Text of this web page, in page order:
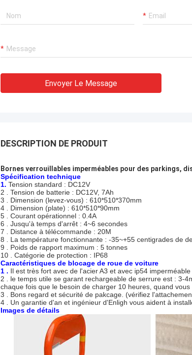
Envoyer Le Message
DESCRIPTION DE PRODUIT
Bornes verrouillables imperméables pour des parkings,
Spécification technique
1. Tension standard : DC12V
2 . Tension de batterie : DC12V, 7Ah
3 . Dimension (levez-vous) : 610*510*370mm
4 . Dimension (plate) : 610*510*90mm
5 . Courant opérationnel : 0.4A
6 . Jusqu'à temps d'arrêt : 4~6 secondes
7 . Distance à télécommande : 20M
8 . La température fonctionnante : -35~+55 centigrades de
9 . Poids de rapport maximum : 5 tonnes
10 . Catégorie de protection : IP68
Caractéristiques de blocage de roue de voiture
1 . Il est très fort avec de l'acier A3 et avec ip54 imperméable
2 . le temps utile se garant rechargeable de serrure est : 3-
chaque fois que le besoin de charger 10 heures, quand
3 . Bons regard et sécurité de pakcage. (vérifiez
4 . Un garantie d'an et ingénieur d'Enligh vous aident à
Images de détails